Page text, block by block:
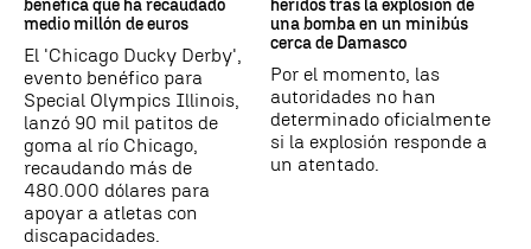
benéfica que ha recaudado
medio millón de euros
El 'Chicago Ducky Derby',
evento benéfico para
Special Olympics Illinois,
lanzó 90 mil patitos de
goma al río Chicago,
recaudando más de
480.000 dólares para
apoyar a atletas con
discapacidades.
heridos tras la explosión de
una bomba en un minibús
cerca de Damasco
Por el momento, las
autoridades no han
determinado oficialmente
si la explosión responde a
un atentado.